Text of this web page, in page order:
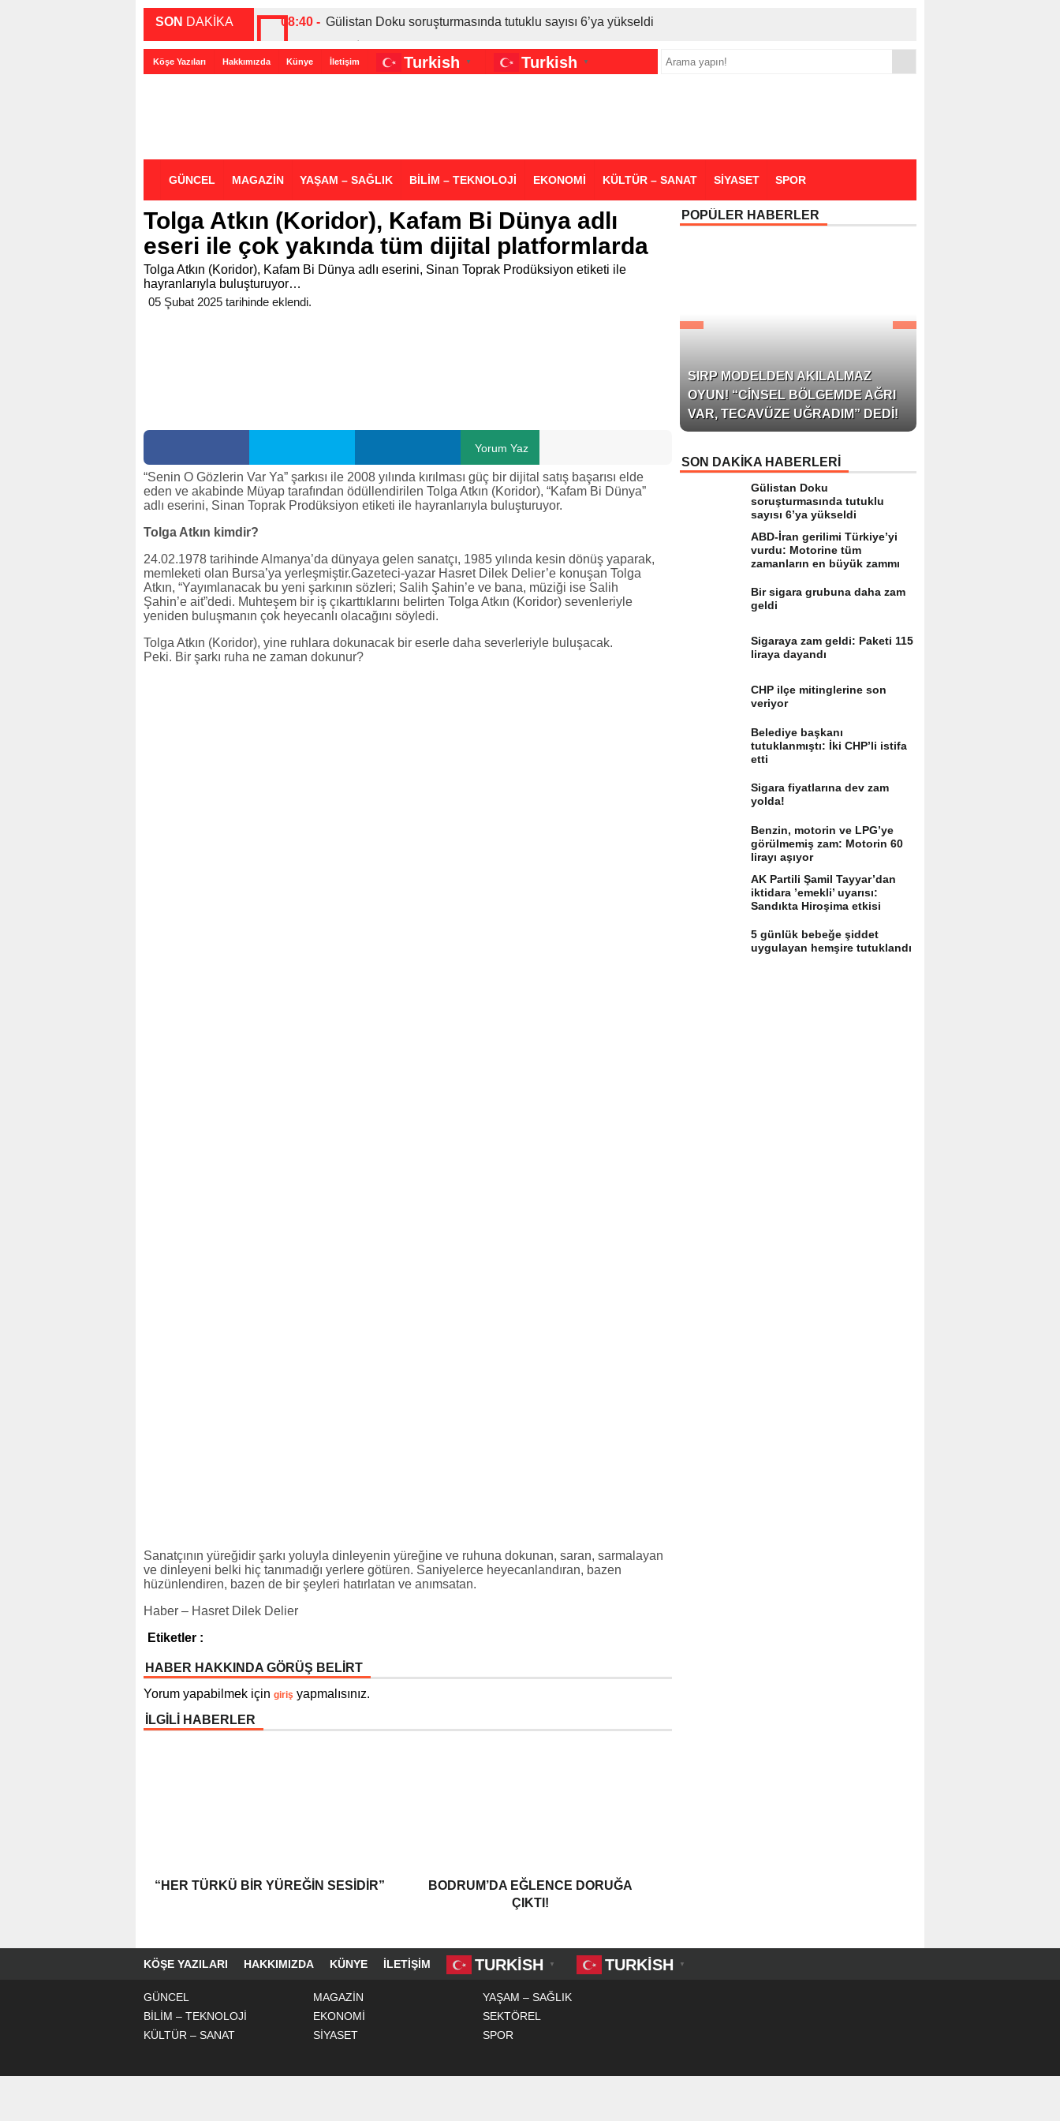
SON DAKİKA 08:40 - Gülistan Doku soruşturmasında tutuklu sayısı 6’ya yükseldi
00:27 - ABD-İran gerilimi Türkiye’yi vurdu: Motorine tüm zamanların en büyük zammı
00:35 - Bir sigara grubuna daha zam geldi
Köşe Yazıları Hakkımızda Künye İletişim Turkish ▼ Turkish ▼
GÜNCEL MAGAZİN YAŞAM – SAĞLIK BİLİM – TEKNOLOJİ EKONOMİ KÜLTÜR – SANAT SİYASET SPOR
Tolga Atkın (Koridor), Kafam Bi Dünya adlı
eseri ile çok yakında tüm dijital platformlarda
Tolga Atkın (Koridor), Kafam Bi Dünya adlı eserini, Sinan Toprak Prodüksiyon etiketi ile
hayranlarıyla buluşturuyor…
05 Şubat 2025 tarihinde eklendi.
Yorum Yaz
“Senin O Gözlerin Var Ya” şarkısı ile 2008 yılında kırılması güç bir dijital satış başarısı elde
eden ve akabinde Müyap tarafından ödüllendirilen Tolga Atkın (Koridor), “Kafam Bi Dünya”
adlı eserini, Sinan Toprak Prodüksiyon etiketi ile hayranlarıyla buluşturuyor.
Tolga Atkın kimdir?
24.02.1978 tarihinde Almanya’da dünyaya gelen sanatçı, 1985 yılında kesin dönüş yaparak,
memleketi olan Bursa’ya yerleşmiştir.Gazeteci-yazar Hasret Dilek Delier’e konuşan Tolga
Atkın, “Yayımlanacak bu yeni şarkının sözleri; Salih Şahin’e ve bana, müziği ise Salih
Şahin’e ait”dedi. Muhteşem bir iş çıkarttıklarını belirten Tolga Atkın (Koridor) sevenleriyle
yeniden buluşmanın çok heyecanlı olacağını söyledi.
Tolga Atkın (Koridor), yine ruhlara dokunacak bir eserle daha severleriyle buluşacak.
Peki. Bir şarkı ruha ne zaman dokunur?
Sanatçının yüreğidir şarkı yoluyla dinleyenin yüreğine ve ruhuna dokunan, saran, sarmalayan
ve dinleyeni belki hiç tanımadığı yerlere götüren. Saniyelerce heyecanlandıran, bazen
hüzünlendiren, bazen de bir şeyleri hatırlatan ve anımsatan.
Haber – Hasret Dilek Delier
Etiketler :
HABER HAKKINDA GÖRÜŞ BELİRT
Yorum yapabilmek için giriş yapmalısınız.
İLGİLİ HABERLER
“HER TÜRKÜ BIR YÜREĞIN SESIDIR”
BODRUM’DA EĞLENCE DORUĞA
ÇIKTI!
POPÜLER HABERLER
SIRP MODELDEN AKILALMAZ
OYUN! “CINSEL BÖLGEMDE AĞRI
VAR, TECAVÜZE UĞRADIM” DEDI!
SON DAKİKA HABERLERİ
Gülistan Doku
soruşturmasında tutuklu
sayısı 6’ya yükseldi
ABD-İran gerilimi Türkiye’yi
vurdu: Motorine tüm
zamanların en büyük zammı
Bir sigara grubuna daha zam
geldi
Sigaraya zam geldi: Paketi 115
liraya dayandı
CHP ilçe mitinglerine son
veriyor
Belediye başkanı
tutuklanmıştı: İki CHP’li istifa
etti
Sigara fiyatlarına dev zam
yolda!
Benzin, motorin ve LPG’ye
görülmemiş zam: Motorin 60
lirayı aşıyor
AK Partili Şamil Tayyar’dan
iktidara ’emekli’ uyarısı:
Sandıkta Hiroşima etkisi
5 günlük bebeğe şiddet
uygulayan hemşire tutuklandı
KÖŞE YAZILARI HAKKIMIZDA KÜNYE İLETIŞIM TURKISH ▼ TURKISH ▼
GÜNCEL MAGAZİN
YAŞAM – SAĞLIK
BİLİM – TEKNOLOJİ
EKONOMİ
SEKTÖREL
KÜLTÜR – SANAT
SİYASET SPOR